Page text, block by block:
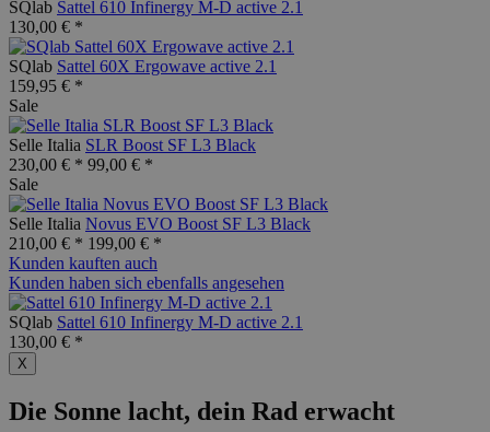
SQlab Sattel 610 Infinergy M-D active 2.1
130,00 € *
SQlab Sattel 60X Ergowave active 2.1
159,95 € *
Sale
Selle Italia SLR Boost SF L3 Black
230,00 € * 99,00 € *
Sale
Selle Italia Novus EVO Boost SF L3 Black
210,00 € * 199,00 € *
Kunden kauften auch
Kunden haben sich ebenfalls angesehen
SQlab Sattel 610 Infinergy M-D active 2.1
130,00 € *
X
Die Sonne lacht, dein Rad erwacht